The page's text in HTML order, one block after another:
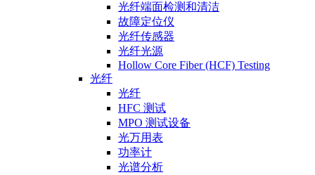
光纤端面检测和清洁
故障定位仪
光纤传感器
光纤光源
Hollow Core Fiber (HCF) Testing
光纤
光纤
HFC 测试
MPO 测试设备
光万用表
功率计
光谱分析